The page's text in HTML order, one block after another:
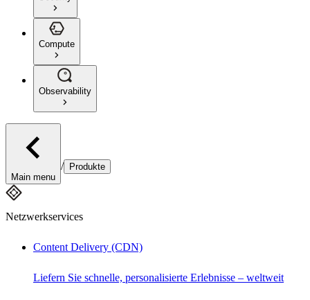
Compute
Observability
Main menu
/ Produkte
Netzwerkservices
Content Delivery (CDN)
Liefern Sie schnelle, personalisierte Erlebnisse – weltweit